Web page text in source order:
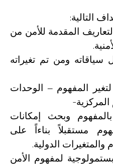
التالية:
المقدمة للأمن من
.
ومن تم تغيراته
المفهوم – الوحدات
المركزية-
وبحث إمكانات
مستقبلاً بناءاً على
والمتغيرات الدولية.
لمفهوم الأمن